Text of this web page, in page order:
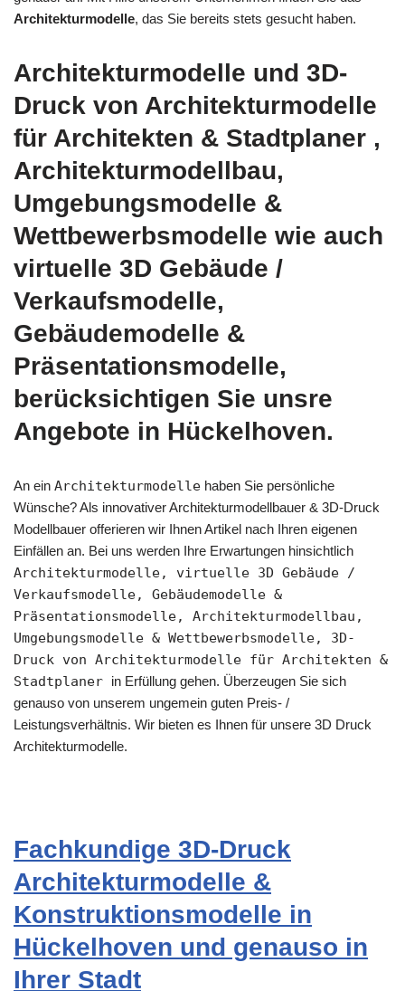
Architekturmodelle, das Sie bereits stets gesucht haben.
Architekturmodelle und 3D-
Druck von Architekturmodelle
für Architekten & Stadtplaner ,
Architekturmodellbau,
Umgebungsmodelle &
Wettbewerbsmodelle wie auch
virtuelle 3D Gebäude /
Verkaufsmodelle,
Gebäudemodelle &
Präsentationsmodelle,
berücksichtigen Sie unsre
Angebote in Hückelhoven.
An ein Architekturmodelle haben Sie persönliche
Wünsche? Als innovativer Architekturmodellbauer & 3D-Druck
Modellbauer offerieren wir Ihnen Artikel nach Ihren eigenen
Einfällen an. Bei uns werden Ihre Erwartungen hinsichtlich
Architekturmodelle, virtuelle 3D Gebäude /
Verkaufsmodelle, Gebäudemodelle &
Präsentationsmodelle, Architekturmodellbau,
Umgebungsmodelle & Wettbewerbsmodelle, 3D-
Druck von Architekturmodelle für Architekten &
Stadtplaner in Erfüllung gehen. Überzeugen Sie sich
genauso von unserem ungemein guten Preis- /
Leistungsverhältnis. Wir bieten es Ihnen für unsere 3D Druck
Architekturmodelle.
Fachkundige 3D-Druck
Architekturmodelle &
Konstruktionsmodelle in
Hückelhoven und genauso in
Ihrer Stadt